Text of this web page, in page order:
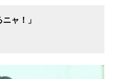
ャ！」